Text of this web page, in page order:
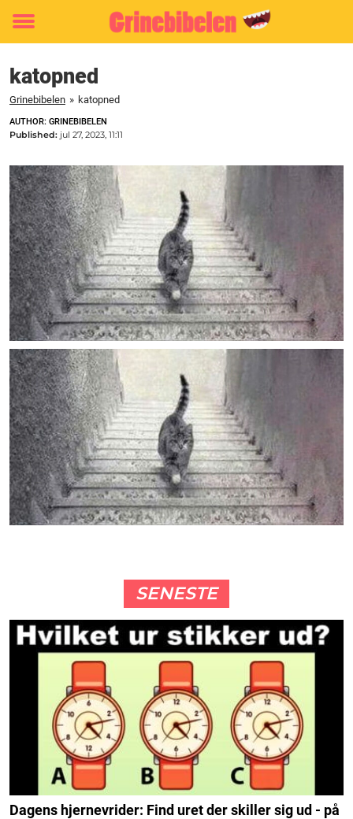
Toggle
katopned
Grinebibelen » katopned
AUTHOR: GRINEBIBELEN
Published: jul 27, 2023, 11:11
SENESTE
Dagens hjernevrider: Find uret der skiller sig ud - på